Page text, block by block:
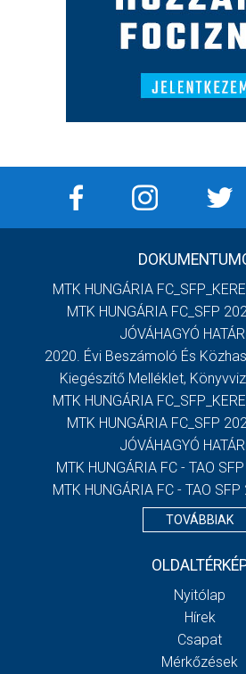
MTK HUNGÁRIA
MTK HUNGÁRIA FC_SFP
JÓVÁHAGYÓ
2020. Évi Beszámoló És
Kiegészítő Melléklet,
MTK HUNGÁRIA
MTK HUNGÁRIA FC_SFP
JÓVÁHAGYÓ
MTK HUNGÁRIA FC - TAO
MTK HUNGÁRIA FC - TAO
TOVÁBBIAK
Nyitólap
Hírek
Csapat
Mérkőzések